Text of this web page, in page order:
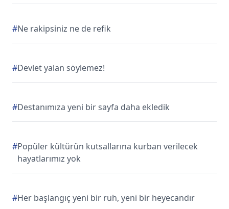
#Ne rakipsiniz ne de refik
#Devlet yalan söylemez!
#Destanımıza yeni bir sayfa daha ekledik
#Popüler kültürün kutsallarına kurban verilecek
hayatlarımız yok
#Her başlangıç yeni bir ruh, yeni bir heyecandır